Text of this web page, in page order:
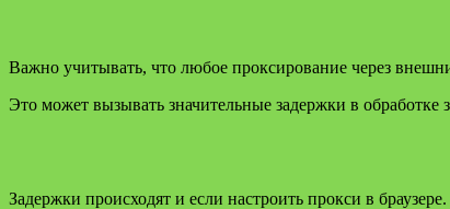
Важно учитывать, что любое проксирование через
Это может вызывать значительные задержки в обработке
Задержки происходят и если настроить прокси в